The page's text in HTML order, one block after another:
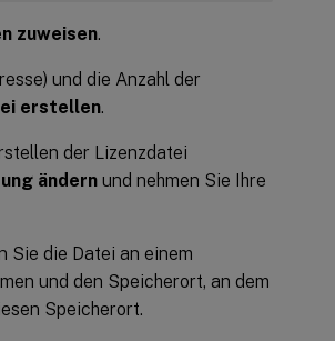
zuweisen.
und die Anzahl der
erstellen.
der Lizenzdatei
ändern und nehmen Sie Ihre
Sie die Datei an einem
und den Speicherort, an dem
Speicherort.